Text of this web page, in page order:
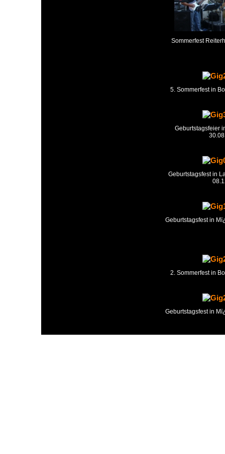
Sommerfest
5. Sommerfest in
Geburtstagsfeier
Geburtstagsfest in
Geburtstagsfest in
2. Sommerfest in
Geburtstagsfest in